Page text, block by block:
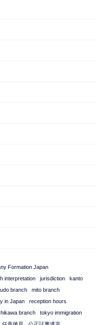
Formation Japan
interpretation jurisdiction
kanto
branch
mito branch
in Japan
reception hours
branch
tokyo immigration